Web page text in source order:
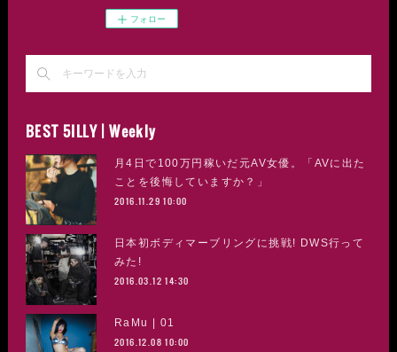
フォロー
BEST 5ILLY | Weekly
月4日で100万円稼いだ元AV女優。「AVに出た
ことを後悔していますか？」
2016.11.29 10:00
日本初ボディマーブリングに挑戦! DWS行って
みた!
2016.03.12 14:30
RaMu | 01
2016.12.08 10:00